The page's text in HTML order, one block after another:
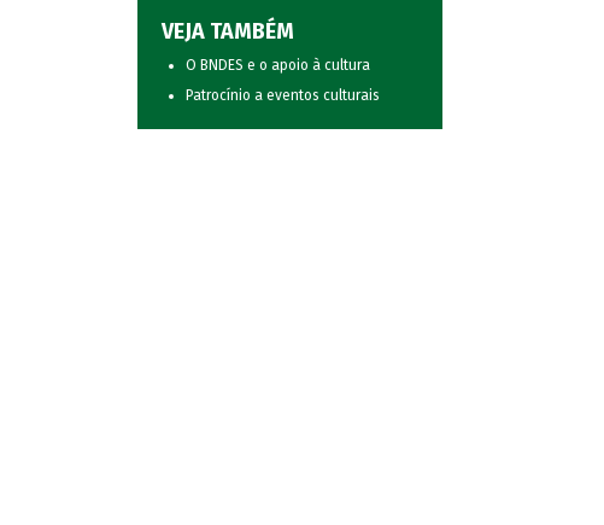
VEJA TAMBÉM
O BNDES e o apoio à cultura
Patrocínio a eventos culturais